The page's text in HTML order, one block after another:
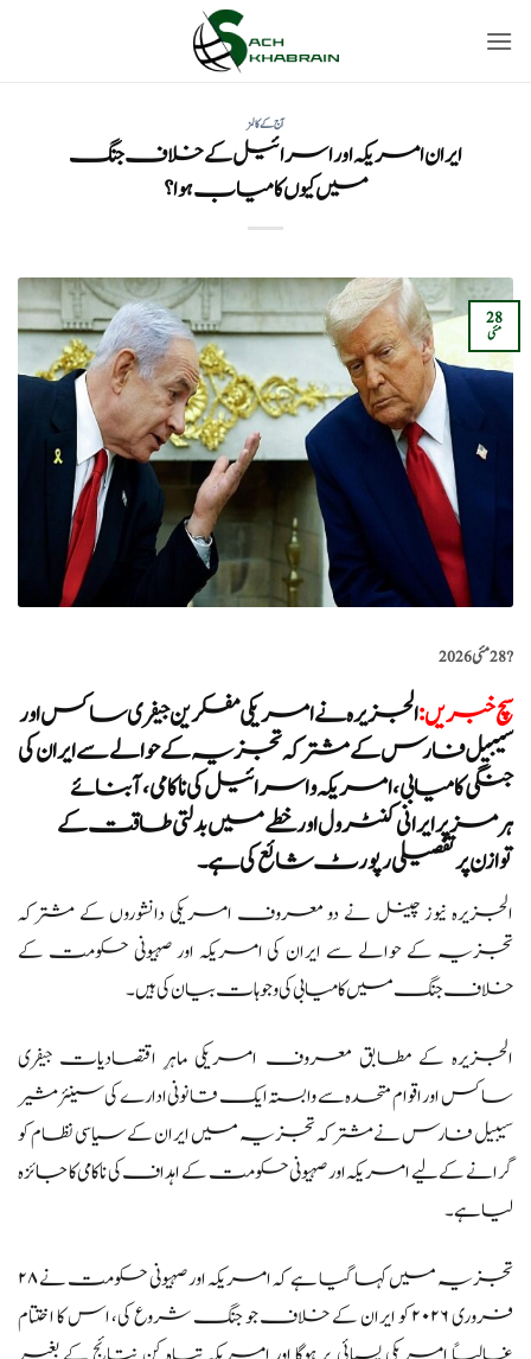
آج کے کالمز
ایران امریکہ اور اسرائیل کے خلاف جنگ
میں کیوں کامیاب ہوا؟
28
مئی
?️28 مئی 2026
سچ خبریں:الجزیرہ نے امریکی مفکرین جیفری ساکس اور
سیبیل فارس کے مشترکہ تجزیہ کے حوالے سے ایران کی
جنگی کامیابی، امریکہ و اسرائیل کی ناکامی، آبنائے
ہرمز پر ایرانی کنٹرول اور خطے میں بدلتی طاقت کے
توازن پر تفصیلی رپورٹ شائع کی ہے۔
الجزیرہ نیوز چینل نے دو معروف امریکی دانشوروں کے مشترکہ
تجزیہ کے حوالے سے ایران کی امریکہ اور صہیونی حکومت کے
خلاف جنگ میں کامیابی کی وجوہات بیان کی ہیں۔
الجزیرہ کے مطابق معروف امریکی ماہرِ اقتصادیات جیفری
ساکس اور اقوام متحدہ سے وابستہ ایک قانونی ادارے کی سینئر مشیر
سیبیل فارس نے مشترکہ تجزیہ میں ایران کے سیاسی نظام کو
گرانے کے لیے امریکہ اور صہیونی حکومت کے اہداف کی ناکامی کا جائزہ
لیا ہے۔
تجزیہ میں کہا گیا ہے کہ امریکہ اور صہیونی حکومت نے ۲۸
فروری ۲۰۲۶ کو ایران کے خلاف جو جنگ شروع کی، اس کا اختتام